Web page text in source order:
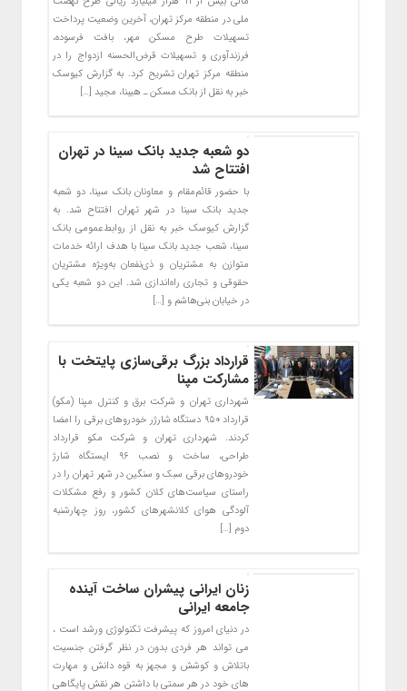
ملی در منطقه مرکز تهران، آخرین وضعیت پرداخت
تسهیلات طرح مسکن مهر، بافت فرسوده،
فرزندآوری و تسهیلات قرض‌الحسنه ازدواج را در
منطقه مرکز تهران تشریح‌ کرد. به گزارش کیوسک
خبر به نقل از بانک مسکن ـ هیبنا، مجید […]
دو شعبه جدید بانک سینا در تهران
افتتاح شد
با حضور قائم‌مقام و معاونان بانک سینا، دو شعبه
جدید بانک سینا در شهر تهران افتتاح شد. به
گزارش کیوسک خبر به نقل از روابط‌عمومی بانک
سینا، شعب جدید بانک سینا با هدف ارائه خدمات
متوازن به مشتریان و ذی‌نفعان به‌ویژه مشتریان
حقوقی و تجاری راه‌اندازی شد. این دو شعبه یکی
در خیابان بنی‌هاشم و […]
قرارداد بزرگ برقی‌سازی پایتخت با
مشارکت مپنا
شهرداری تهران و شرکت برق و کنترل مپنا (مکو)
قرارداد ۹۵۰ دستگاه شارژر خودروهای برقی را امضا
کردند. شهرداری تهران و شرکت مکو قرارداد
طراحی، ساخت و نصب ۹۶ ایستگاه شارژ
خودروهای برقی سبک و سنگین در شهر تهران را در
راستای سیاست‌های کلان کشور و رفع مشکلات
آلودگی هوای کلانشهرهای کشور، روز چهارشنبه
دوم […]
زنان ایرانی پیشران ساخت آینده
جامعه ایرانی
در دنیای امروز که پیشرفت تکنولوژی ورشد است ،
می تواند هر فردی بدون در نظر گرفتن جنسیت
باتلاش و کوشش و مجهز به قوه دانش و مهارت
های خود در هر سمتی با داشتن هر نقش پایگاهی